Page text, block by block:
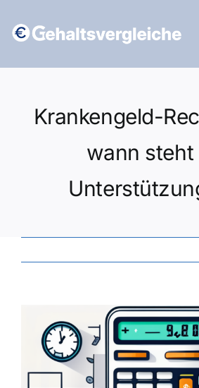
Inhalt
Krankengeld-
wann steht
grösseres